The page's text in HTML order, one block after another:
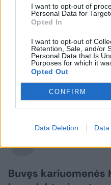
I want to opt-out of
Personal Data for
Opted In
I want to opt-out of
Retention, Sale, and/or
Personal Data that Is
Purposes for which it
Opted Out
CONFIRM
Data Deletion Data
Lietuvos diena
Karys prabilo
pažeidimus
teiginiai
2026 m. rugpjūčio 9 d. 05:07
Buvęs kariuomenės